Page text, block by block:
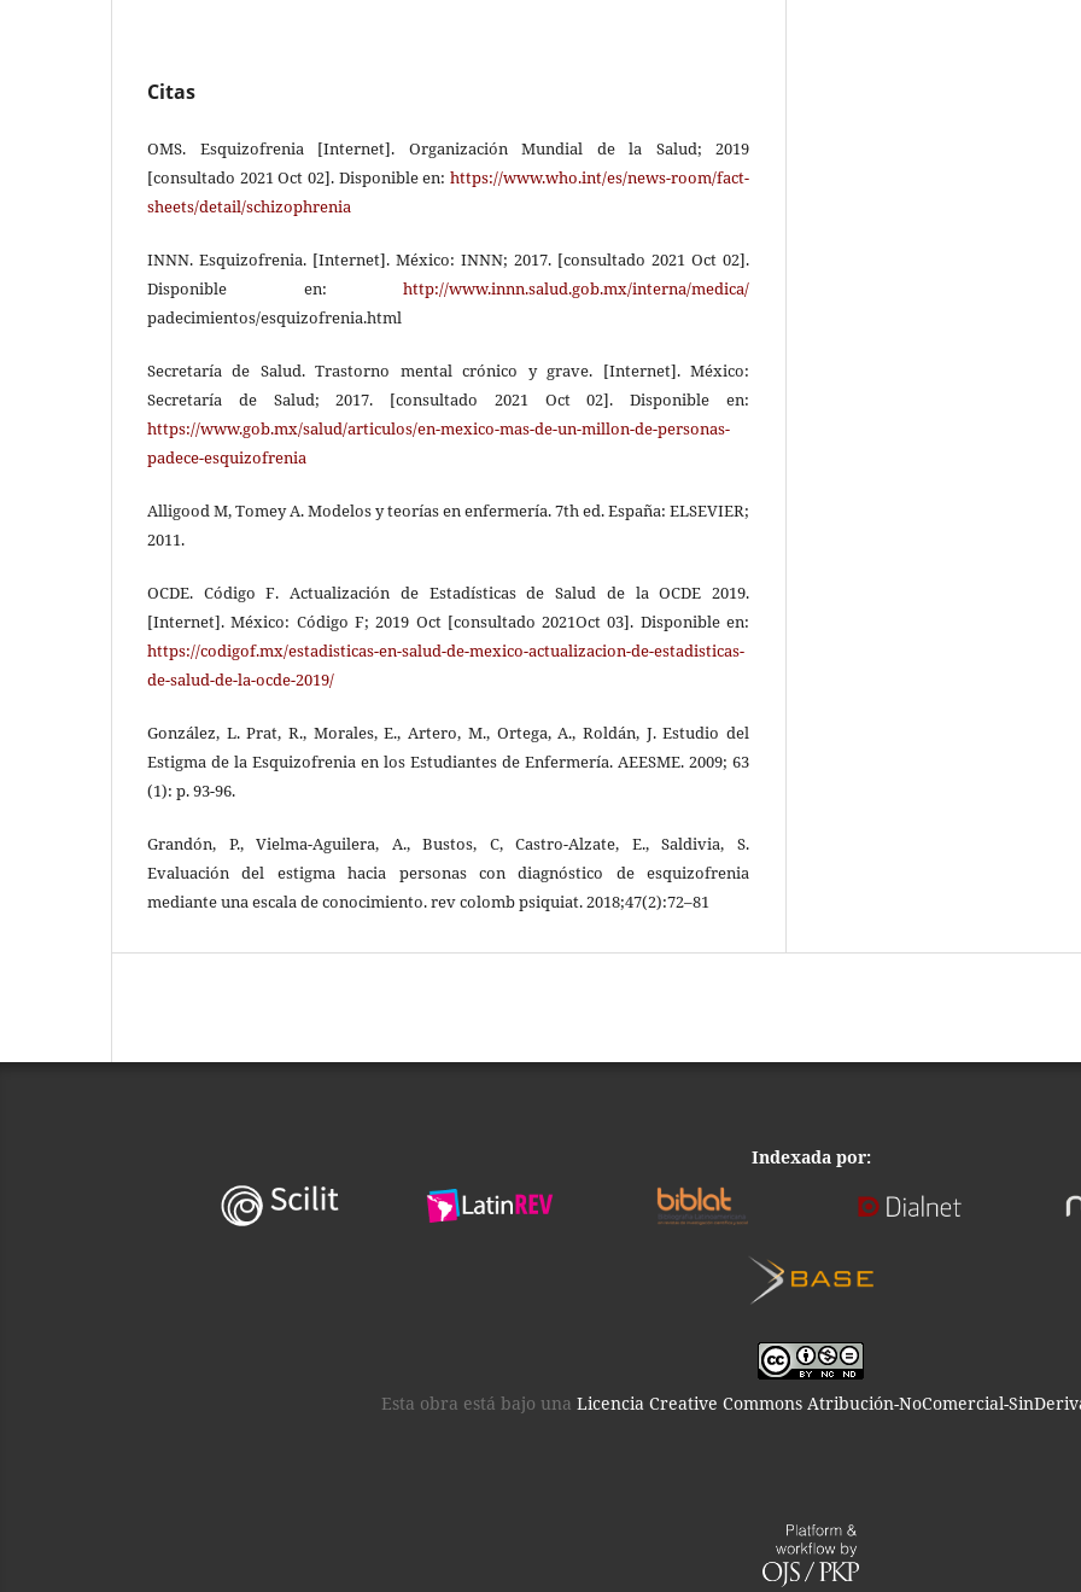
Citas
OMS. Esquizofrenia [Internet]. Organización Mundial de la Salud; 2019
[consultado 2021 Oct 02]. Disponible en: https://www.who.int/es/news-room/fact-
sheets/detail/schizophrenia
INNN. Esquizofrenia. [Internet]. México: INNN; 2017. [consultado 2021 Oct 02].
Disponible en: http://www.innn.salud.gob.mx/interna/medica/
padecimientos/esquizofrenia.html
Secretaría de Salud. Trastorno mental crónico y grave. [Internet]. México:
Secretaría de Salud; 2017. [consultado 2021 Oct 02]. Disponible en:
https://www.gob.mx/salud/articulos/en-mexico-mas-de-un-millon-de-personas-
padece-esquizofrenia
Alligood M, Tomey A. Modelos y teorías en enfermería. 7th ed. España: ELSEVIER;
2011.
OCDE. Código F. Actualización de Estadísticas de Salud de la OCDE 2019.
[Internet]. México: Código F; 2019 Oct [consultado 2021Oct 03]. Disponible en:
https://codigof.mx/estadisticas-en-salud-de-mexico-actualizacion-de-estadisticas-
de-salud-de-la-ocde-2019/
González, L. Prat, R., Morales, E., Artero, M., Ortega, A., Roldán, J. Estudio del
Estigma de la Esquizofrenia en los Estudiantes de Enfermería. AEESME. 2009; 63
(1): p. 93-96.
Grandón, P., Vielma-Aguilera, A., Bustos, C, Castro-Alzate, E., Saldivia, S.
Evaluación del estigma hacia personas con diagnóstico de esquizofrenia
mediante una escala de conocimiento. rev colomb psiquiat. 2018;47(2):72–81
Indexada por:
Esta obra está bajo una Licencia Creative Commons Atribución-NoComercial-